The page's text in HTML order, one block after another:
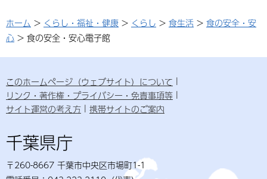
ホーム > くらし・福祉・健康 > くらし > 食生活 > 食の安全・安
心 > 食の安全・安心電子館
このホームページ（ウェブサイト）について
リンク・著作権・プライバシー・免責事項等
サイト運営の考え方
携帯サイトのご案内
千葉県庁
〒260-8667 千葉市中央区市場町1-1